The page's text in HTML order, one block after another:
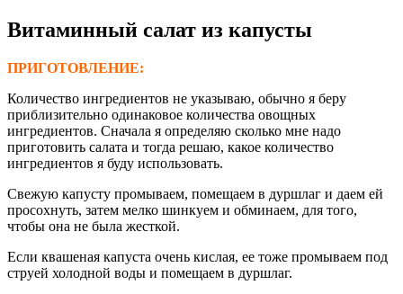
Витаминный салат из капусты
ПРИГОТОВЛЕНИЕ:
Количество ингредиентов не указываю, обычно я беру
приблизительно одинаковое количества овощных
ингредиентов. Сначала я определяю сколько мне надо
приготовить салата и тогда решаю, какое количество
ингредиентов я буду использовать.
Свежую капусту промываем, помещаем в дуршлаг и даем ей
просохнуть, затем мелко шинкуем и обминаем, для того,
чтобы она не была жесткой.
Если квашеная капуста очень кислая, ее тоже промываем под
струей холодной воды и помещаем в дуршлаг.